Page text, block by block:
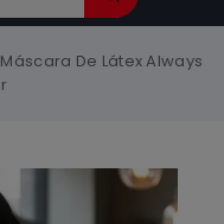
De Látex Always